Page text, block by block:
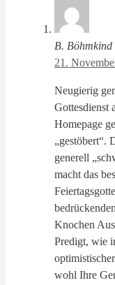
B. Böhmkind
21.
Neugierig
Gottesdienst
Homepage
„gestöbert“.
generell
macht das
Knochen
Predigt, wie
wohl Ihre